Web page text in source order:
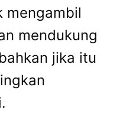
mengambil
mendukung
jika itu